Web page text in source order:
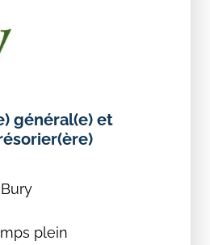
général(e) et
plein